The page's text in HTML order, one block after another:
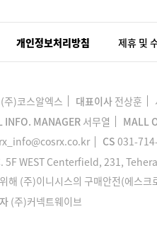
개인정보처리방침 제휴 및
(주)코스알엑스 대표이사 전상훈
INFO. MANAGER 서무열 MALL
CS 031-
5F WEST Centerfield, 231,
해 (주)이니시스의 구매안전(에스
(주)커넥트웨이브